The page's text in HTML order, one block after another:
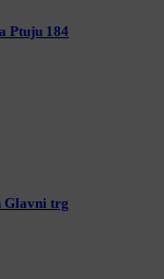
Ptuju 184
Glavni trg